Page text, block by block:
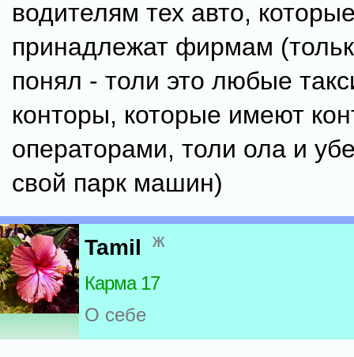
водителям тех авто,
принадлежат фирмам
понял - толи это любые
конторы, которые имеют
операторами, толи ола и
свой парк машин)
Tamil ж
Карма 17
О себе